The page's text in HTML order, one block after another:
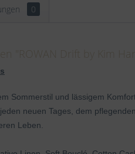
0
Sommerstil und lässigem
neuen Tages, dem
Leben.